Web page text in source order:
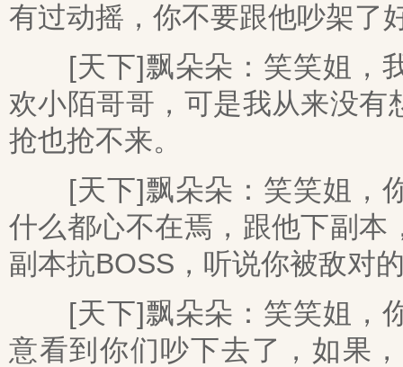
有过动摇，你不要跟他吵架了
[天下]飘朵朵：笑笑姐，我
欢小陌哥哥，可是我从来没
抢也抢不来。
[天下]飘朵朵：笑笑姐，你
什么都心不在焉，跟他下副
副本抗BOSS，听说你被敌对
[天下]飘朵朵：笑笑姐，你
意看到你们吵下去了，如果